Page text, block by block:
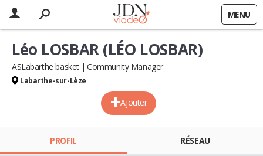
MENU
Ajouter
Léo LOSBAR (LÉO LOSBAR)
ASLabarthe basket Community Manager
Labarthe-sur-Lèze
PROFIL RÉSEAU